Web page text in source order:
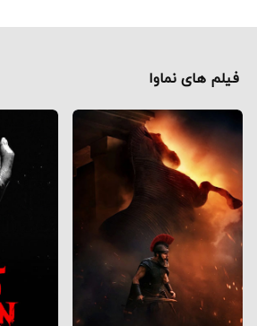
فیلم های نماوا